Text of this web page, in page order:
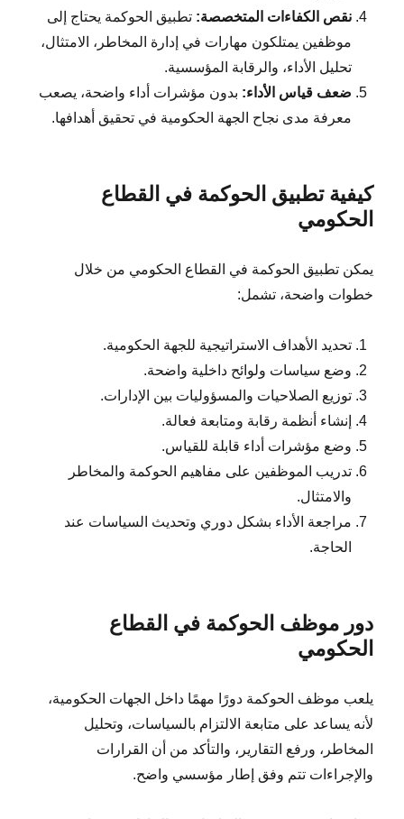
نقص الكفاءات المتخصصة:تطبيق الحوكمة يحتاج إلى
موظفين يمتلكون مهارات في إدارة المخاطر، الامتثال،
تحليل الأداء، والرقابة المؤسسية.
ضعف قياس الأداء: بدون مؤشرات أداء واضحة، يصعب
معرفة مدى نجاح الجهة الحكومية في تحقيق أهدافها.
كيفية تطبيق الحوكمة في القطاع
الحكومي
يمكن تطبيق الحوكمة في القطاع الحكومي من خلال
خطوات واضحة، تشمل:
تحديد الأهداف الاستراتيجية للجهة الحكومية.
وضع سياسات ولوائح داخلية واضحة.
توزيع الصلاحيات والمسؤوليات بين الإدارات.
إنشاء أنظمة رقابة ومتابعة فعالة.
وضع مؤشرات أداء قابلة للقياس.
تدريب الموظفين على مفاهيم الحوكمة والمخاطر
والامتثال.
مراجعة الأداء بشكل دوري وتحديث السياسات عند
الحاجة.
دور موظف الحوكمة في القطاع
الحكومي
يلعب موظف الحوكمة دورًا مهمًا داخل الجهات الحكومية،
لأنه يساعد على متابعة الالتزام بالسياسات، وتحليل
المخاطر، ورفع التقارير، والتأكد من أن القرارات
والإجراءات تتم وفق إطار مؤسسي واضح.